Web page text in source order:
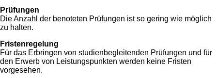
Prüfungen
Die Anzahl der benoteten Prüfungen ist so gering wie möglich
zu halten.
Fristenregelung
Für das Erbringen von studienbegleitenden Prüfungen und für
den Erwerb von Leistungspunkten werden keine Fristen
vorgesehen.